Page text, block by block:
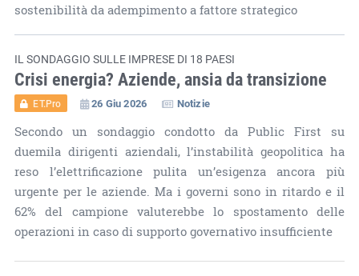
sostenibilità da adempimento a fattore strategico
IL SONDAGGIO SULLE IMPRESE DI 18 PAESI
Crisi energia? Aziende, ansia da transizione
ET.Pro 26 Giu 2026 Notizie
Secondo un sondaggio condotto da Public First su
duemila dirigenti aziendali, l’instabilità geopolitica ha
reso l’elettrificazione pulita un’esigenza ancora più
urgente per le aziende. Ma i governi sono in ritardo e il
62% del campione valuterebbe lo spostamento delle
operazioni in caso di supporto governativo insufficiente